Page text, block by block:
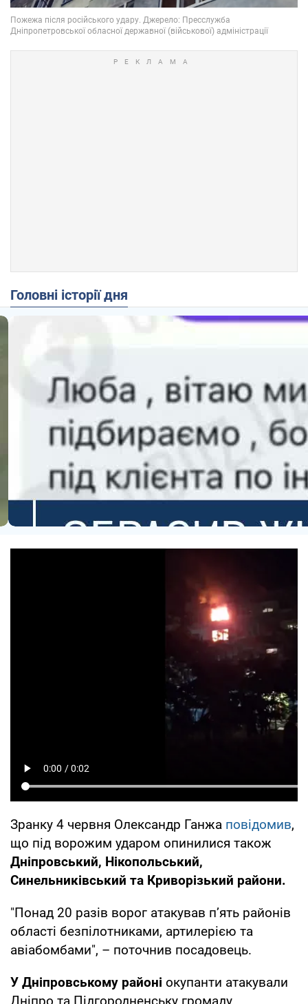
Головні історії дня
Зранку 4 червня Олександр Ганжа повідомив,
що під ворожим ударом опинилися також
Дніпровський, Нікопольський,
Синельниківський та Криворізький райони.
"Понад 20 разів ворог атакував п’ять районів
області безпілотниками, артилерією та
авіабомбами", – поточнив посадовець.
У Дніпровському районі окупанти атакували